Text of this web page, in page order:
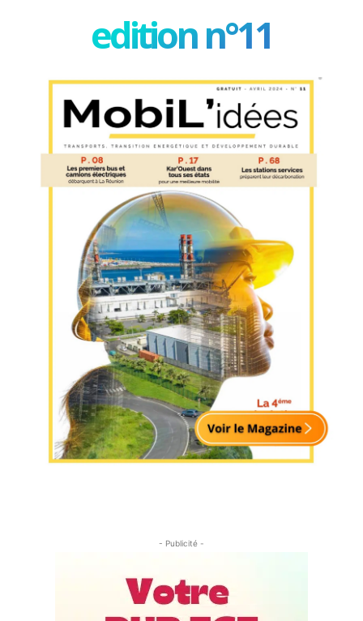
edition n°11
- Publicité -